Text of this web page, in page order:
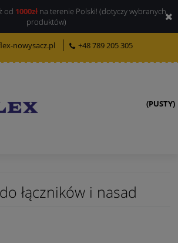
od 1000złna terenie Polski! (dotyczy wybranych
produktów)
nowysacz.pl +48 789 205 305
(PUSTY)
łączników i nasad